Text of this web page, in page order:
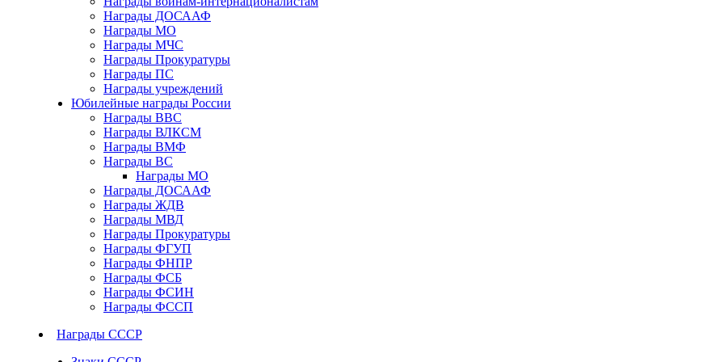
Награды ДОСААФ
Награды МО
Награды МЧС
Награды Прокуратуры
Награды ПС
Награды учреждений
Юбилейные награды России
Награды ВВС
Награды ВЛКСМ
Награды ВМФ
Награды ВС
Награды МО
Награды ДОСААФ
Награды ЖДВ
Награды МВД
Награды Прокуратуры
Награды ФГУП
Награды ФНПР
Награды ФСБ
Награды ФСИН
Награды ФССП
Награды СССР